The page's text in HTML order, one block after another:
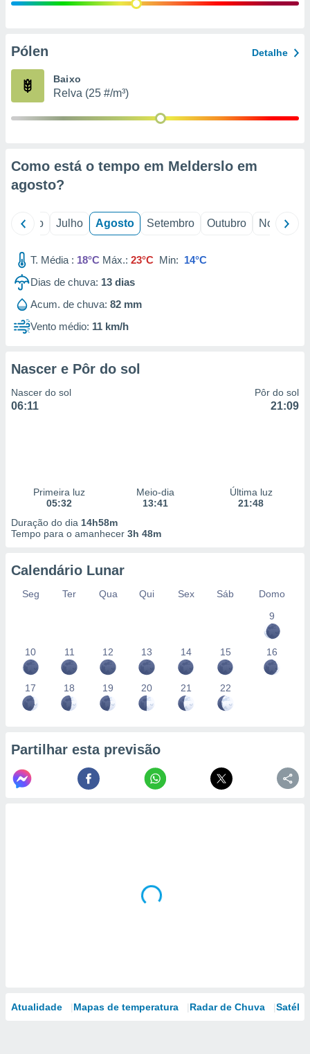
e
de
Pólen Detalhe
Baixo
Relva (25 #/m³)
Como está o tempo em Melderslo em
agosto?
Junho Julho Agosto Setembro Outubro Novembro
T. Média : 18°C Máx.: 23°C Min: 14°C
Dias de chuva: 13 dias
Acum. de chuva: 82 mm
Vento médio: 11 km/h
Nascer e Pôr do sol
Nascer do sol
06:11
Pôr do sol
21:09
Primeira luz
05:32
Meio-dia
13:41
Última luz
21:48
Duração do dia 14h58m
Tempo para o amanhecer 3h 48m
Calendário Lunar
Seg Ter Qua Qui Sex Sáb
Domo
9
10 11 12 13 14 15 16
17 18 19 20 21 22
Partilhar esta previsão
Atualidade Mapas de temperatura Radar de Chuva